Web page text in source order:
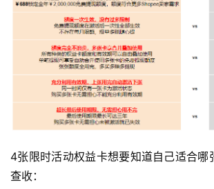
4张限时活动权益卡想要知道自己适合哪
查收：